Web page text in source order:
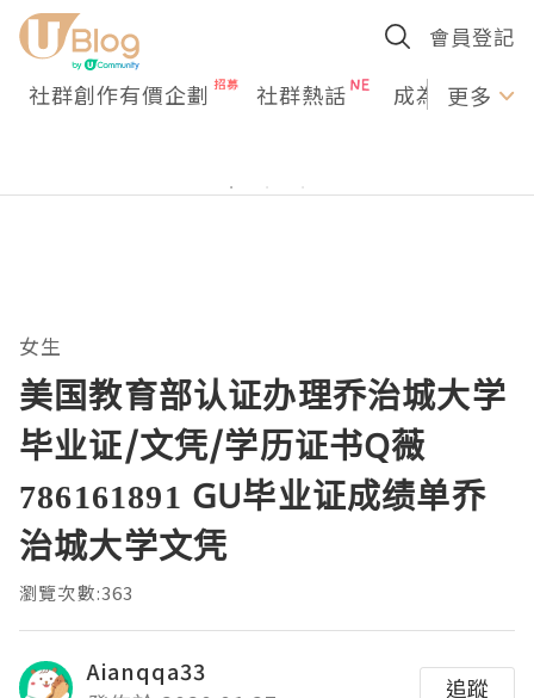
會員登記
社群創作有價企劃 社群熱話 成為U更多
女生
美国教育部认证办理乔治城大学
毕业证/文凭/学历证书Q薇
786161891 GU毕业证成绩单乔
治城大学文凭
瀏覽次數:363
Aianqqa33
追蹤